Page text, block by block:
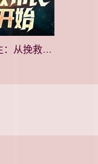
重生急诊医生：从挽救市长千金开始